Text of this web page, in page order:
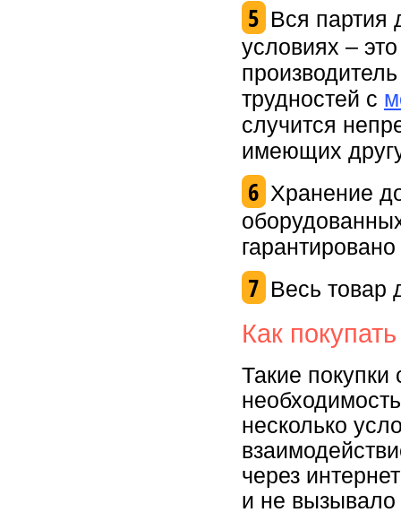
5 Вся партия
условиях –
трудностей с
случится
имеющих
6 Хранение
7 Весь товар
Как
Такие покупки
несколько
через
и не вызывало